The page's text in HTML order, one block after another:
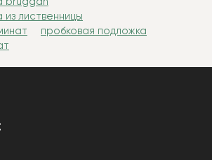
лиственницы
пробковая подложка